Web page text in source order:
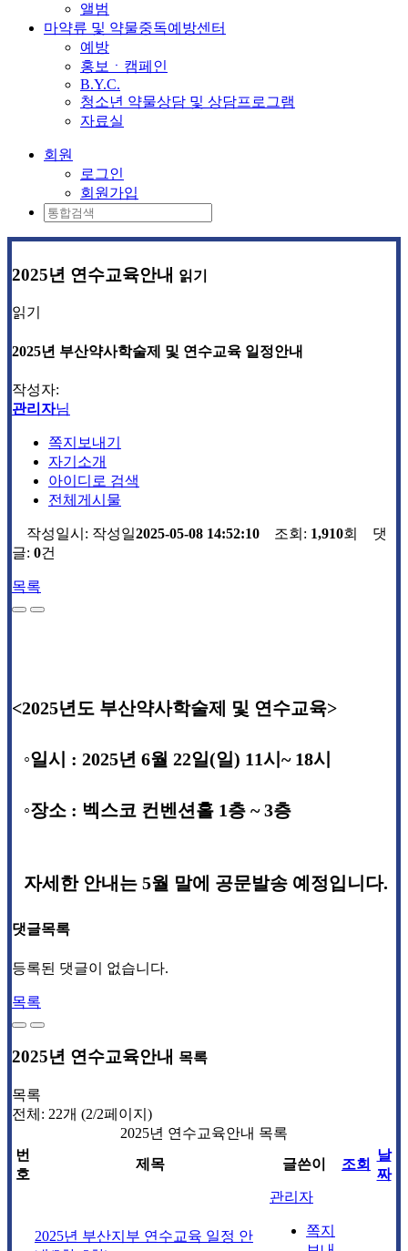
앨범
마약류 및 약물중독예방센터
예방
홍보ㆍ캠페인
B.Y.C.
청소년 약물상담 및 상담프로그램
자료실
회원
로그인
회원가입
2025년 연수교육안내 읽기
읽기
2025년 부산약사학술제 및 연수교육 일정안내
작성자:
관리자님
쪽지보내기
자기소개
아이디로 검색
전체게시물
작성일시: 작성일2025-05-08 14:52:10 조회: 1,910회 댓
글: 0건
목록
<2025년도 부산약사학술제 및 연수교육>
◦일시 : 2025년6월22일(일) 11시~ 18시
◦장소 : 벡스코 컨벤션홀 1층~ 3층
자세한 안내는 5월 말에 공문발송 예정입니다.
댓글목록
등록된 댓글이 없습니다.
목록
2025년 연수교육안내 목록
목록
전체: 22개 (2/2페이지)
2025년 연수교육안내 목록
번
호
제목 글쓴이 조회
날
짜
2025년 부산지부 연수교육 일정 안
관리자
쪽지